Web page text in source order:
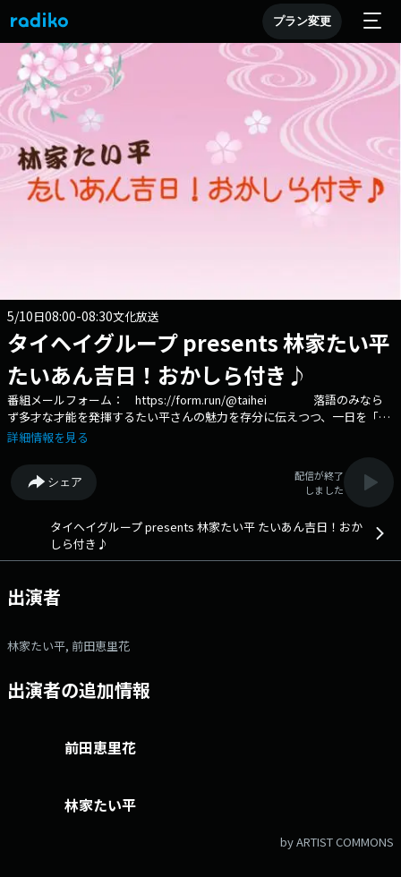
プラン変更
5/10日08:00-08:30文化放送
タイヘイグループ presents 林家たい平
たいあん吉日！おかしら付き♪
番組メールフォーム： https://form.run/@taihei 落語のみなら
ず多才な才能を発揮するたい平さんの魅力を存分に伝えつつ、一日を「大
安吉日」のように縁起良く、明るく楽しく過ごすためのヒントがぎっしり
文化放送公式X（旧Twitter）アカウントは「@joqrpr」 文化放送公式
X（旧Twitter）ハッシュタグは「#文化放送」 文化放送公式facebookペ
ージは 「https://www.facebook.com/1134joqr」 文化放送公式LINEは
「@joqr_916」
詳細情報を見る
シェア
配信が終了
しました
タイヘイグループ presents 林家たい平 たいあん吉日！おか
しら付き♪
出演者
林家たい平, 前田恵里花
出演者の追加情報
前田恵里花
林家たい平
by ARTIST COMMONS